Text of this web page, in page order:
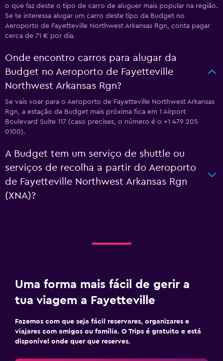
o que faz deste o tipo de carro de aluguer mais popular na região.
Se te interessa alugar um carro deste tipo da Budget no
Aeroporto de Fayetteville Northwest Arkansas Rgn, conta pagar
cerca de 71 € por dia.
Onde encontro carros para alugar da
Budget no Aeroporto de Fayetteville
Northwest Arkansas Rgn?
Se vais voar para o Aeroporto de Fayetteville Northwest Arkansas
Rgn, a estação da Budget mais próxima fica em 1 Airport
Boulevard Suite 117 (caso precises, o número é o +1 479 205
0100).
A Budget tem um serviço de shuttle ou
serviços de recolha a partir do Aeroporto
de Fayetteville Northwest Arkansas Rgn
(XNA)?
Uma forma mais fácil de gerir a
tua viagem a Fayetteville
Fazemos com que seja fácil reservares, organizares e
viajares com amigos ou família. O Trips é gratuito e está
disponível onde quer que reserves.